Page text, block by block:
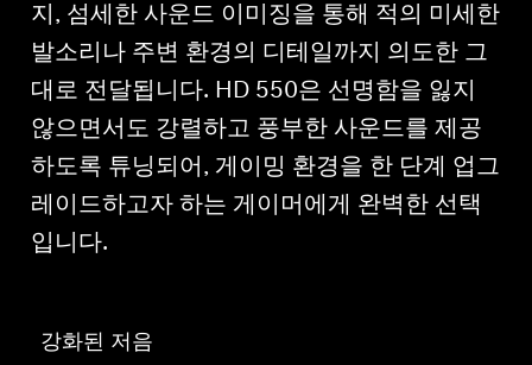
지, 섬세한 사운드 이미징을 통해 적의 미세한
발소리나 주변 환경의 디테일까지 의도한 그
대로 전달됩니다. HD 550은 선명함을 잃지
않으면서도 강렬하고 풍부한 사운드를 제공
하도록 튜닝되어, 게이밍 환경을 한 단계 업그
레이드하고자 하는 게이머에게 완벽한 선택
입니다.
강화된 저음